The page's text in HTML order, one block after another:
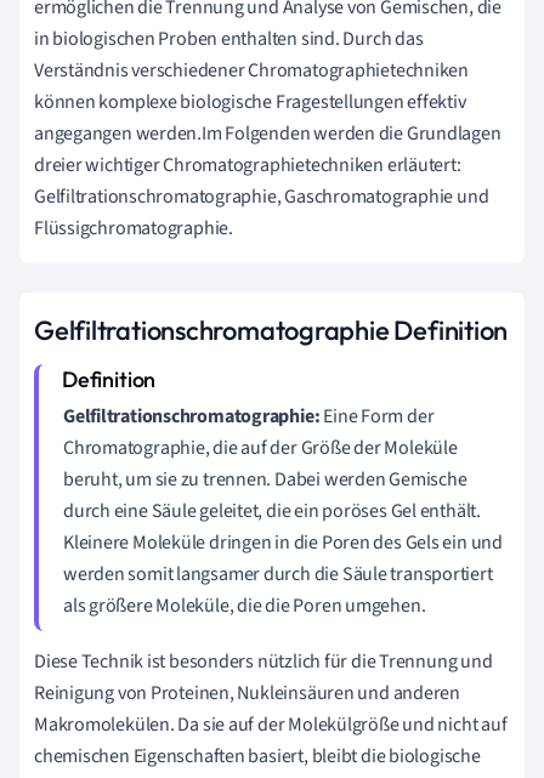
ermöglichen die Trennung und Analyse von Gemischen, die
in biologischen Proben enthalten sind. Durch das
Verständnis verschiedener Chromatographietechniken
können komplexe biologische Fragestellungen effektiv
angegangen werden.Im Folgenden werden die Grundlagen
dreier wichtiger Chromatographietechniken erläutert:
Gelfiltrationschromatographie, Gaschromatographie und
Flüssigchromatographie.
Gelfiltrationschromatographie Definition
Gelfiltrationschromatographie:Eine Form der
Chromatographie, die auf der Größe der Moleküle
beruht, um sie zu trennen. Dabei werden Gemische
durch eine Säule geleitet, die ein poröses Gel enthält.
Kleinere Moleküle dringen in die Poren des Gels ein und
werden somit langsamer durch die Säule transportiert
als größere Moleküle, die die Poren umgehen.
Diese Technik ist besonders nützlich für die Trennung und
Reinigung von Proteinen, Nukleinsäuren und anderen
Makromolekülen. Da sie auf der Molekülgröße und nicht auf
chemischen Eigenschaften basiert, bleibt die biologische